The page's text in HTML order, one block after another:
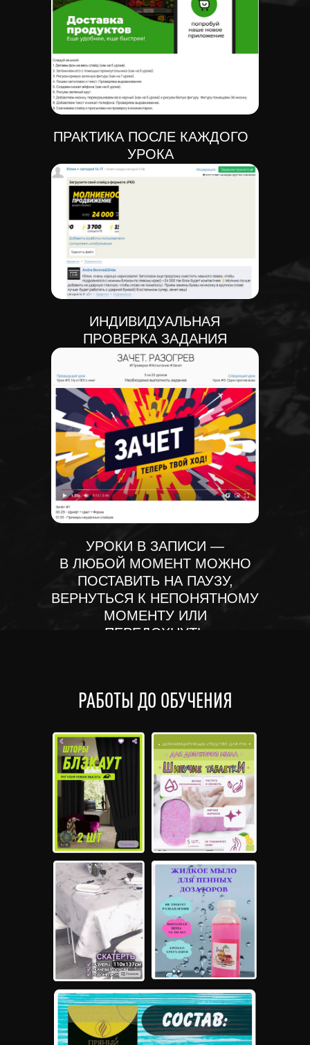
ПРАКТИКА ПОСЛЕ КАЖДОГО
УРОКА
ИНДИВИДУАЛЬНАЯ
ПРОВЕРКА ЗАДАНИЯ
УРОКИ В ЗАПИСИ —
В ЛЮБОЙ МОМЕНТ МОЖНО
ПОСТАВИТЬ НА ПАУЗУ,
ВЕРНУТЬСЯ К НЕПОНЯТНОМУ
МОМЕНТУ ИЛИ
ПЕРЕДОХНУТЬ
РАБОТЫ ДО ОБУЧЕНИЯ